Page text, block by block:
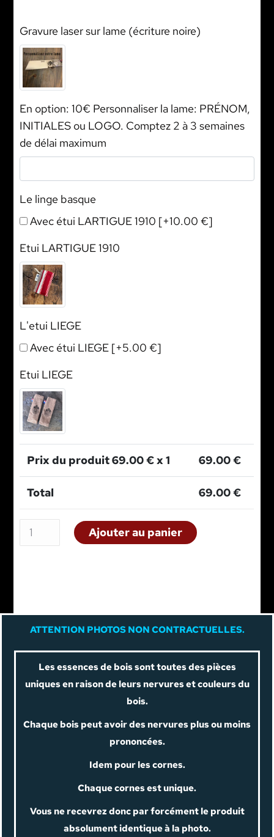
Gravure laser sur lame (écriture noire)
En option: 10€ Personnaliser la lame: PRÉNOM,
INITIALES ou LOGO. Comptez 2 à 3 semaines
de délai maximum
Le linge basque
Avec étui LARTIGUE 1910 [+10.00 €]
Etui LARTIGUE 1910
L'etui LIEGE
Avec étui LIEGE [+5.00 €]
Etui LIEGE
Prix du produit69.00€ x 1 69.00€
Total 69.00€
Ajouter au panier
ATTENTION PHOTOS NON CONTRACTUELLES.
Les essences de bois sont toutes des pièces
uniques en raison de leurs nervures et couleurs du
bois.
Chaque bois peut avoir des nervures plus ou moins
prononcées.
Idem pour les cornes.
Chaque cornes est unique.
Vous ne recevrez donc par forcément le produit
absolument identique à la photo.